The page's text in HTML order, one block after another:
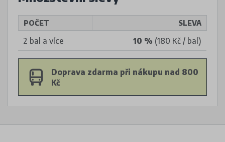
POČET SLEVA
2 bal a více 10 % (180 Kč / bal)
Doprava zdarma při nákupu nad 800
Kč